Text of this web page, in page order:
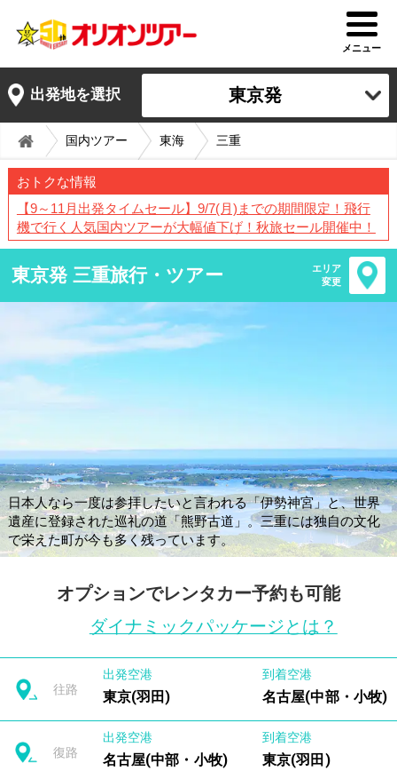
メニュー
出発地を選択 東京発
国内ツアー 東海 三重
おトクな情報
【9～11月出発タイムセール】9/7(月)までの期間限定！飛行
機で行く人気国内ツアーが大幅値下げ！秋旅セール開催中！
東京発 三重旅行・ツアー
エリア
変更
日本人なら一度は参拝したいと言われる「伊勢神宮」と、世界
遺産に登録された巡礼の道「熊野古道」。三重には独自の文化
で栄えた町が今も多く残っています。
オプションでレンタカー予約も可能
ダイナミックパッケージとは？
往路
出発空港
東京(羽田)
到着空港
名古屋(中部・小牧)
復路
出発空港
名古屋(中部・小牧)
到着空港
東京(羽田)